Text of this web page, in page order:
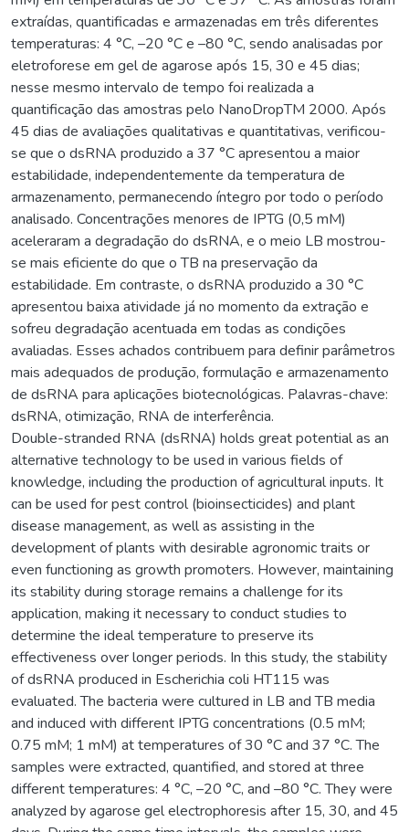
extraídas, quantificadas e armazenadas em três diferentes
temperaturas: 4 °C, –20 °C e –80 °C, sendo analisadas por
eletroforese em gel de agarose após 15, 30 e 45 dias;
nesse mesmo intervalo de tempo foi realizada a
quantificação das amostras pelo NanoDropTM 2000. Após
45 dias de avaliações qualitativas e quantitativas, verificou-
se que o dsRNA produzido a 37 °C apresentou a maior
estabilidade, independentemente da temperatura de
armazenamento, permanecendo íntegro por todo o período
analisado. Concentrações menores de IPTG (0,5 mM)
aceleraram a degradação do dsRNA, e o meio LB mostrou-
se mais eficiente do que o TB na preservação da
estabilidade. Em contraste, o dsRNA produzido a 30 °C
apresentou baixa atividade já no momento da extração e
sofreu degradação acentuada em todas as condições
avaliadas. Esses achados contribuem para definir parâmetros
mais adequados de produção, formulação e armazenamento
de dsRNA para aplicações biotecnológicas. Palavras-chave:
dsRNA, otimização, RNA de interferência.
Double-stranded RNA (dsRNA) holds great potential as an
alternative technology to be used in various fields of
knowledge, including the production of agricultural inputs. It
can be used for pest control (bioinsecticides) and plant
disease management, as well as assisting in the
development of plants with desirable agronomic traits or
even functioning as growth promoters. However, maintaining
its stability during storage remains a challenge for its
application, making it necessary to conduct studies to
determine the ideal temperature to preserve its
effectiveness over longer periods. In this study, the stability
of dsRNA produced in Escherichia coli HT115 was
evaluated. The bacteria were cultured in LB and TB media
and induced with different IPTG concentrations (0.5 mM;
0.75 mM; 1 mM) at temperatures of 30 °C and 37 °C. The
samples were extracted, quantified, and stored at three
different temperatures: 4 °C, –20 °C, and –80 °C. They were
analyzed by agarose gel electrophoresis after 15, 30, and 45